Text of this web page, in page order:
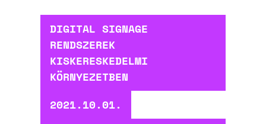
DIGITAL SIGNAGE
RENDSZEREK
KISKERESKEDELMI
KÖRNYEZETBEN
2021.10.01.